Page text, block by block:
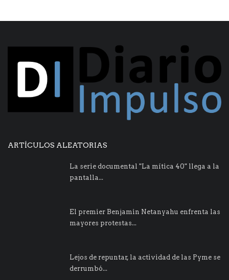
ARTÍCULOS ALEATORIAS
La serie documental "La mítica 40" llega a la
pantalla...
El premier Benjamin Netanyahu enfrenta las
mayores protestas...
Lejos de repuntar, la actividad de las Pyme se
derrumbó...